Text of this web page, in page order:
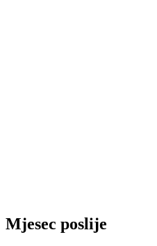
Mjesec poslije